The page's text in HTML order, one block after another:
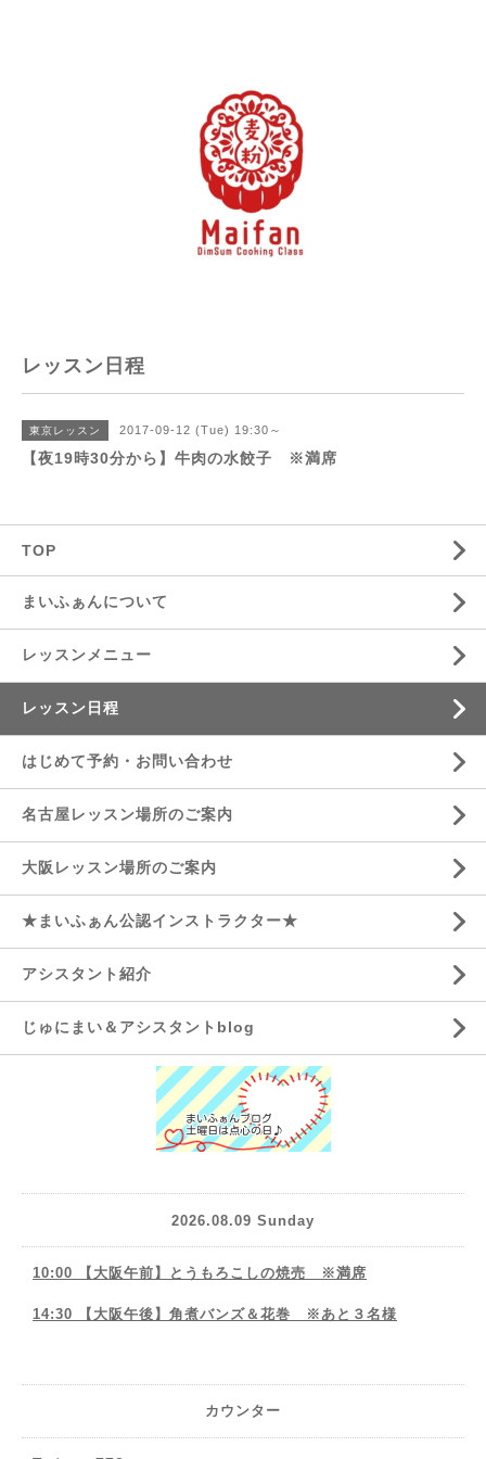
レッスン日程
東京レッスン 2017-09-12 (Tue) 19:30～
【夜19時30分から】牛肉の水餃子 ※満席
TOP
まいふぁんについて
レッスンメニュー
レッスン日程
はじめて予約・お問い合わせ
名古屋レッスン場所のご案内
大阪レッスン場所のご案内
★まいふぁん公認インストラクター★
アシスタント紹介
じゅにまい＆アシスタントblog
2026.08.09 Sunday
10:00 【大阪午前】とうもろこしの焼売 ※満席
14:30 【大阪午後】角煮バンズ＆花巻 ※あと３名様
カウンター